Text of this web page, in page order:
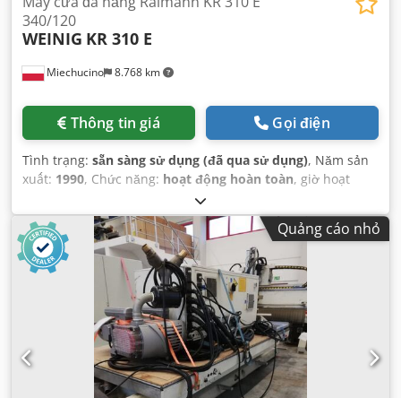
Miechucino 8.768 km
340/120
WEINIG KR 310 E
Thông tin giá Gọi điện
Tình trạng: sẵn sàng sử dụng (đã qua sử dụng), Năm sản
xuất: 1990, Chức năng: hoạt động hoàn toàn, giờ hoạt
, chiều cao cắt (tối đa):
340 mm, đường kính chính của lưỡi cưa:380 mm,
Quảng cáo nhỏ